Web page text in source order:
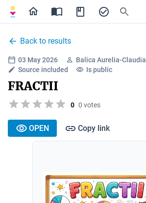
Back to results
03 May 2026
Balica Aurelia-Claudia
Source included
Is public
FRACTII
0 0 votes
OPEN Copy link